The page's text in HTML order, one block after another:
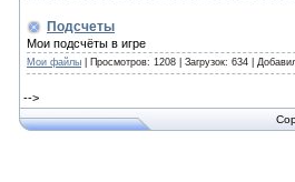
Подсчеты
Мои подсчёты в игре
Мои файлы Просмотров: 1208 Загрузок: 634
-->